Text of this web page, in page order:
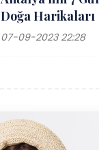
Doğa Harikaları
07-09-2023 22:28